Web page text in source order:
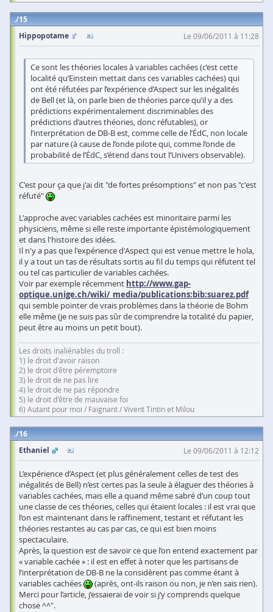
15
Hippopotame
Le 09/06/2011 à 11:28
Ce sont les théories locales à variables cachées (c’est cette
localité qu’Einstein mettait dans ces variables cachées) qui
ont été réfutées par l’expérience d’Aspect sur les inégalités
de Bell (et là, on parle bien de théories parce qu’il y a des
prédictions expérimentalement discriminables des
prédictions d’autres théories, donc réfutables), or
l’interprétation de DB-B est, comme celle de l’ÉdC, non locale
par nature (à cause de l’onde pilote qui, comme l’onde de
probabilité de l’ÉdC, s’étend dans tout l’Univers observable).
C'est pour ça que j'ai dit "de fortes présomptions" et non pas "c'est
réfuté"
L'approche avec variables cachées est minoritaire parmi les
physiciens, même si elle reste importante épistémologiquement
et dans l'histoire des idées.
Il n'y a pas que l'expérience d'Aspect qui est venue mettre le hola,
il y a tout un tas de résultats sortis au fil du temps qui réfutent tel
ou tel cas particulier de variables cachées.
Voir par exemple récemment http://www.gap-
optique.unige.ch/wiki/_media/publications:bib:suarez.pdf
qui semble pointer de vrais problèmes dans la théorie de Bohm
elle même (je ne suis pas sûr de comprendre la totalité du papier,
peut être au moins un petit bout).
Les droits inaliénables du troll :
1) le droit d'avoir raison
2) le droit d'être péremptoire
3) le droit de ne pas lire
4) le droit de ne pas répondre
5) le droit d'être de mauvaise foi
6) Autant pour moi / Faignant / Vivent Tintin et Milou
16
Ethaniel
Le 09/06/2011 à 12:12
L’expérience d’Aspect (et plus généralement celles de test des
inégalités de Bell) n’est certes pas la seule à élaguer des théories à
variables cachées, mais elle a quand même sabré d’un coup tout
une classe de ces théories, celles qui étaient locales : il est vrai que
l’on est maintenant dans le raffinement, testant et réfutant les
théories restantes au cas par cas, ce qui est bien moins
spectaculaire.
Après, la question est de savoir ce que l’on entend exactement par
« variable cachée » : il est en effet à noter que les partisans de
l’interprétation de DB-B ne la considèrent pas comme étant à
variables cachées
(après, ont-ils raison ou non, je n’en sais rien).
Merci pour l’article, j’essaierai de voir si j’y comprends quelque
chose ^^".